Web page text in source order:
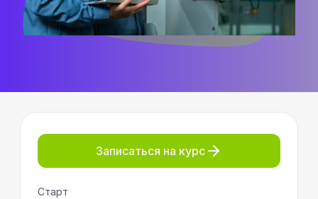
Записаться на курс
Старт